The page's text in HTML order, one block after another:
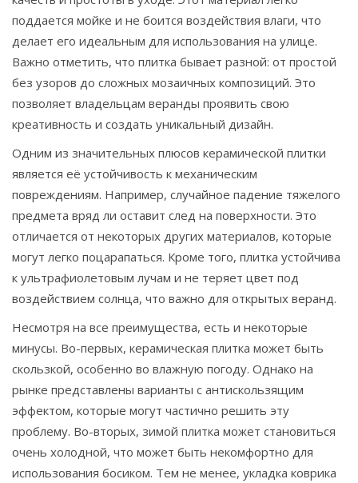
поддается мойке и не боится воздействия влаги, что
делает его идеальным для использования на улице.
Важно отметить, что плитка бывает разной: от простой
без узоров до сложных мозаичных композиций. Это
позволяет владельцам веранды проявить свою
креативность и создать уникальный дизайн.
Одним из значительных плюсов керамической плитки
является её устойчивость к механическим
повреждениям. Например, случайное падение тяжелого
предмета вряд ли оставит след на поверхности. Это
отличается от некоторых других материалов, которые
могут легко поцарапаться. Кроме того, плитка устойчива
к ультрафиолетовым лучам и не теряет цвет под
воздействием солнца, что важно для открытых веранд.
Несмотря на все преимущества, есть и некоторые
минусы. Во-первых, керамическая плитка может быть
скользкой, особенно во влажную погоду. Однако на
рынке представлены варианты с антискользящим
эффектом, которые могут частично решить эту
проблему. Во-вторых, зимой плитка может становиться
очень холодной, что может быть некомфортно для
использования босиком. Тем не менее, укладка коврика